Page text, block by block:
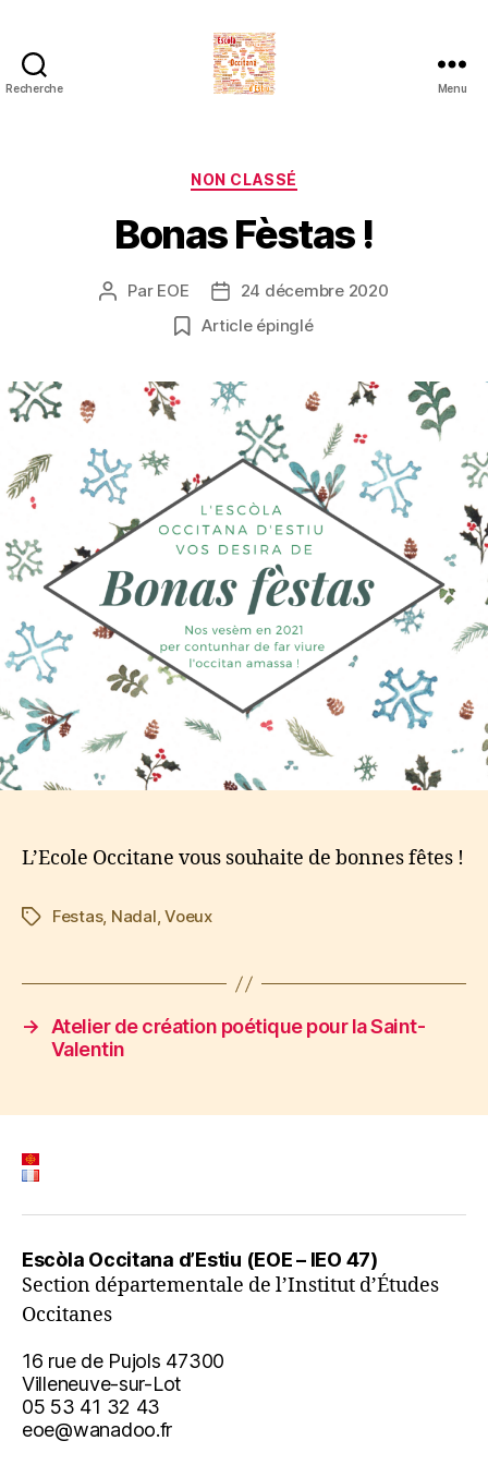
Recherche Menu
Catégories
NON CLASSÉ
Bonas Fèstas !
Auteur
Par EOE
Date
de
l’article
24 décembre 2020
Article épinglé
L’Ecole Occitane vous souhaite de bonnes fêtes !
Étiquettes
Festas, Nadal,Voeux
→
Atelier de création poétique pour la Saint-
Valentin
Escòla Occitana d’Estiu (EOE – IEO 47)
Section départementale de l’Institut d’Études
Occitanes
16 rue de Pujols 47300
Villeneuve-sur-Lot
05 53 41 32 43
eoe@wanadoo.fr